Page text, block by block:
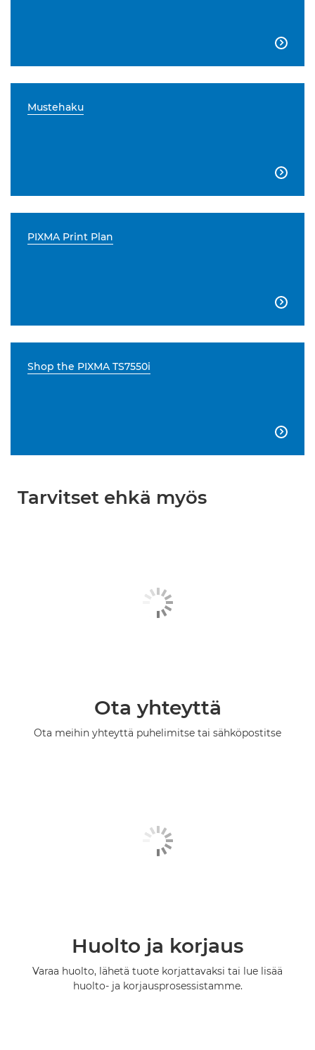

Mustehaku

PIXMA Print Plan

Shop the PIXMA TS7550i

Tarvitset ehkä myös
Ota yhteyttä
Ota meihin yhteyttä puhelimitse tai sähköpostitse
Huolto ja korjaus
Varaa huolto, lähetä tuote korjattavaksi tai lue lisää
huolto- ja korjausprosessistamme.